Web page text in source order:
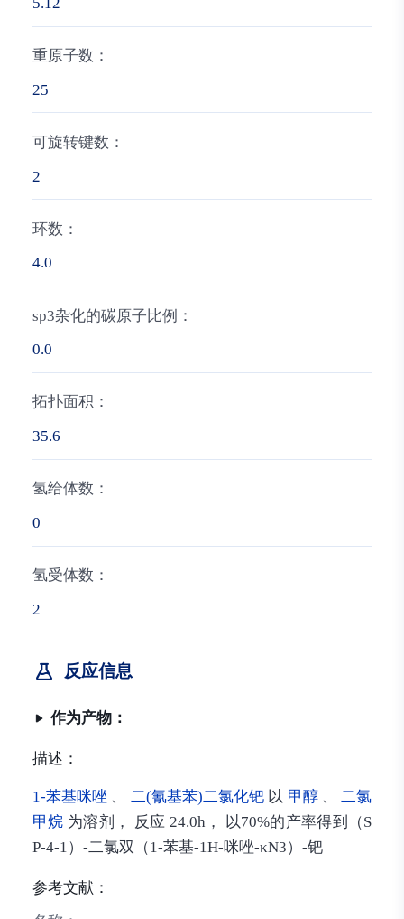
重原子数：
25
可旋转键数：
2
环数：
4.0
sp3杂化的碳原子比例：
0.0
拓扑面积：
35.6
氢给体数：
0
氢受体数：
2
反应信息
作为产物：
描述：
1-苯基咪唑 、 二(氰基苯)二氯化钯 以 甲醇、二氯
甲烷 为溶剂， 反应 24.0h， 以70%的产率得到（S
P-4-1）-二氯双（1-苯基-1H-咪唑-κN3）-钯
参考文献：